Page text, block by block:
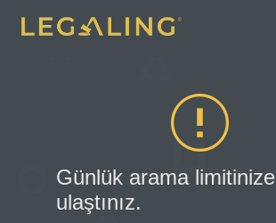
Günlük arama limitinize
ulaştınız.